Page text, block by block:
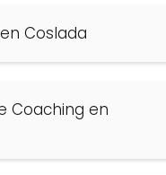
Coslada
Coaching en